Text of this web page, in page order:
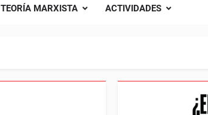
TEORÍA MARXISTA ACTIVIDADES